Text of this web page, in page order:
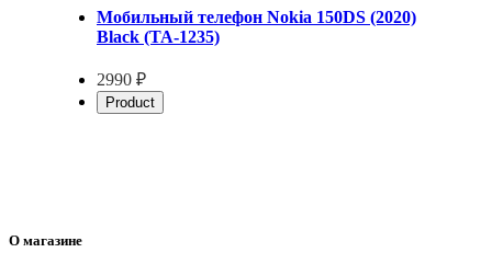
Мобильный телефон Nokia 150DS (2020)
Black (TA-1235)
2990 ₽
Product
О магазине